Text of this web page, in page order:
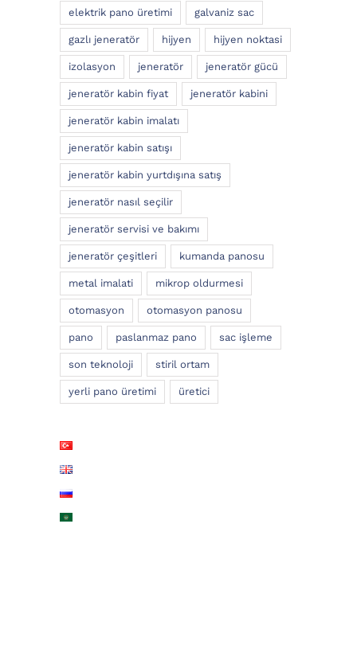
elektrik pano üretimi galvaniz sac
gazlı jeneratör hijyen hijyen noktasi
izolasyon jeneratör jeneratör gücü
jeneratör kabin fiyat jeneratör kabini
jeneratör kabin imalatı
jeneratör kabin satışı
jeneratör kabin yurtdışına satış
jeneratör nasıl seçilir
jeneratör servisi ve bakımı
jeneratör çeşitleri kumanda panosu
metal imalati mikrop oldurmesi
otomasyon otomasyon panosu
pano paslanmaz pano sac işleme
son teknoloji stiril ortam
yerli pano üretimi üretici